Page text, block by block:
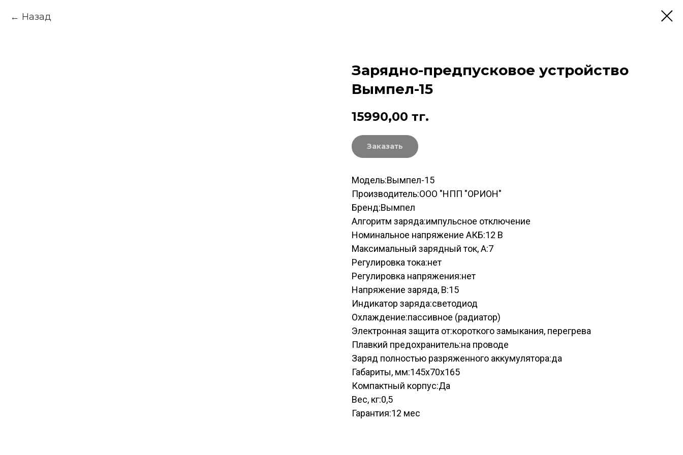
Назад
Зарядно-предпусковое устройство
Вымпел-15
15990,00 тг.
Заказать
Модель:Вымпел-15
Производитель:ООО "НПП "ОРИОН"
Бренд:Вымпел
Алгоритм заряда:импульсное отключение
Номинальное напряжение АКБ:12 В
Максимальный зарядный ток, А:7
Регулировка тока:нет
Регулировка напряжения:нет
Напряжение заряда, В:15
Индикатор заряда:светодиод
Охлаждение:пассивное (радиатор)
Электронная защита от:короткого замыкания, перегрева
Плавкий предохранитель:на проводе
Заряд полностью разряженного аккумулятора:да
Габариты, мм:145x70x165
Компактный корпус:Да
Вес, кг:0,5
Гарантия:12 мес